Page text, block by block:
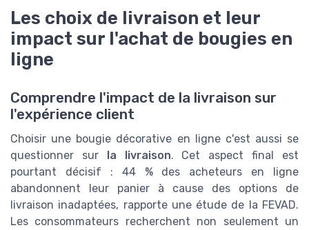
Les choix de livraison et leur
impact sur l'achat de bougies en
ligne
Comprendre l'impact de la livraison sur
l'expérience client
Choisir une bougie décorative en ligne c'est aussi se
questionner sur la livraison. Cet aspect final est
pourtant décisif : 44 % des acheteurs en ligne
abandonnent leur panier à cause des options de
livraison inadaptées, rapporte une étude de la FEVAD.
Les consommateurs recherchent non seulement un